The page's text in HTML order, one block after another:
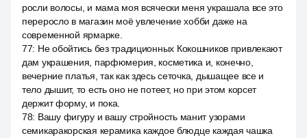
росли волосы, и мама моя всячески меня украшала все это
переросло в магазин моё увлечение хобби даже на
современной ярмарке.
77: Не обойтись без традиционных Кокошников привлекают
дам украшения, парфюмерия, косметика и, конечно,
вечерние платья, так как здесь сеточка, дышащее все и
тело дышит, то есть оно не потеет, но при этом корсет
держит форму, и пока.
78: Вашу фигуру и вашу стройность манит узорами
семикаракорская керамика каждое блюдце каждая чашка